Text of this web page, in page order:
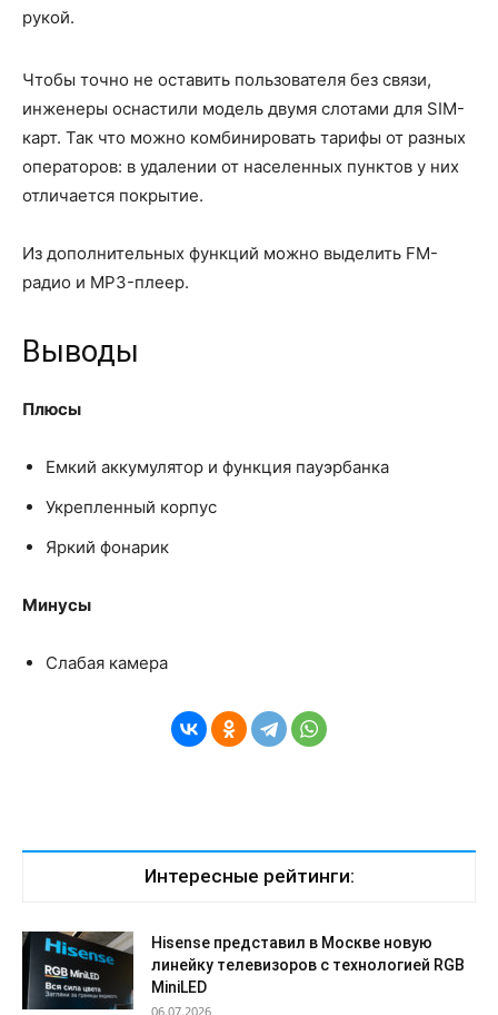
рукой.
Чтобы точно не оставить пользователя без связи,
инженеры оснастили модель двумя слотами для SIM-
карт. Так что можно комбинировать тарифы от разных
операторов: в удалении от населенных пунктов у них
отличается покрытие.
Из дополнительных функций можно выделить FM-
радио и MP3-плеер.
Выводы
Плюсы
Емкий аккумулятор и функция пауэрбанка
Укрепленный корпус
Яркий фонарик
Минусы
Слабая камера
Интересные рейтинги:
Hisense представил в Москве новую
линейку телевизоров с технологией RGB
MiniLED
06.07.2026